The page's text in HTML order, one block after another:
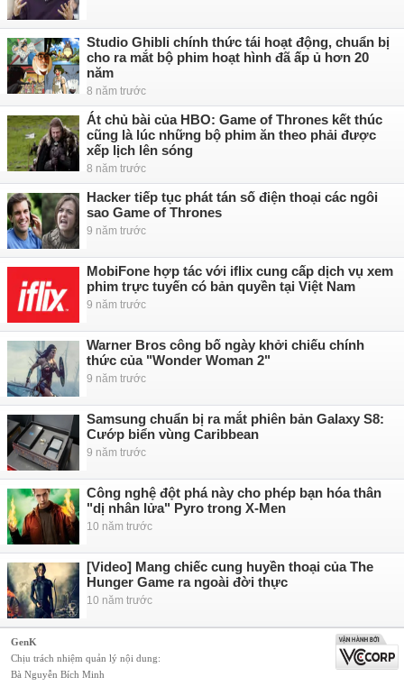
Studio Ghibli chính thức tái hoạt động, chuẩn bị
cho ra mắt bộ phim hoạt hình đã ấp ủ hơn 20
năm
8 năm trước
Át chủ bài của HBO: Game of Thrones kết thúc
cũng là lúc những bộ phim ăn theo phải được
xếp lịch lên sóng
8 năm trước
Hacker tiếp tục phát tán số điện thoại các ngôi
sao Game of Thrones
9 năm trước
MobiFone hợp tác với iflix cung cấp dịch vụ xem
phim trực tuyến có bản quyền tại Việt Nam
9 năm trước
Warner Bros công bố ngày khởi chiếu chính
thức của "Wonder Woman 2"
9 năm trước
Samsung chuẩn bị ra mắt phiên bản Galaxy S8:
Cướp biển vùng Caribbean
9 năm trước
Công nghệ đột phá này cho phép bạn hóa thân
"dị nhân lửa" Pyro trong X-Men
10 năm trước
[Video] Mang chiếc cung huyền thoại của The
Hunger Game ra ngoài đời thực
10 năm trước
GenK
Chịu trách nhiệm quản lý nội dung:
Bà Nguyễn Bích Minh